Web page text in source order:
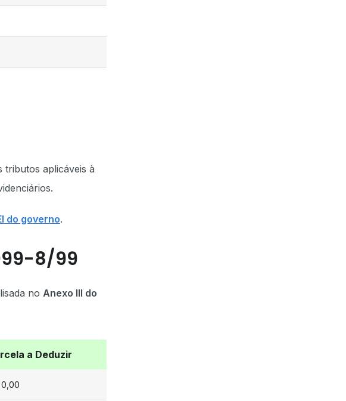
tributos aplicáveis à
do governo.
8/99
no Anexo III do
a Deduzir
0,00